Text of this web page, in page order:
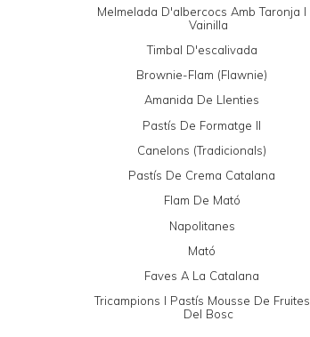
Melmelada D'albercocs Amb Taronja I
Vainilla
Timbal D'escalivada
Brownie-Flam (Flawnie)
Amanida De Llenties
Pastís De Formatge II
Canelons (tradicionals)
Pastís De Crema Catalana
Flam De Mató
Napolitanes
Mató
Faves A La Catalana
Tricampions I Pastís Mousse De Fruites
Del Bosc